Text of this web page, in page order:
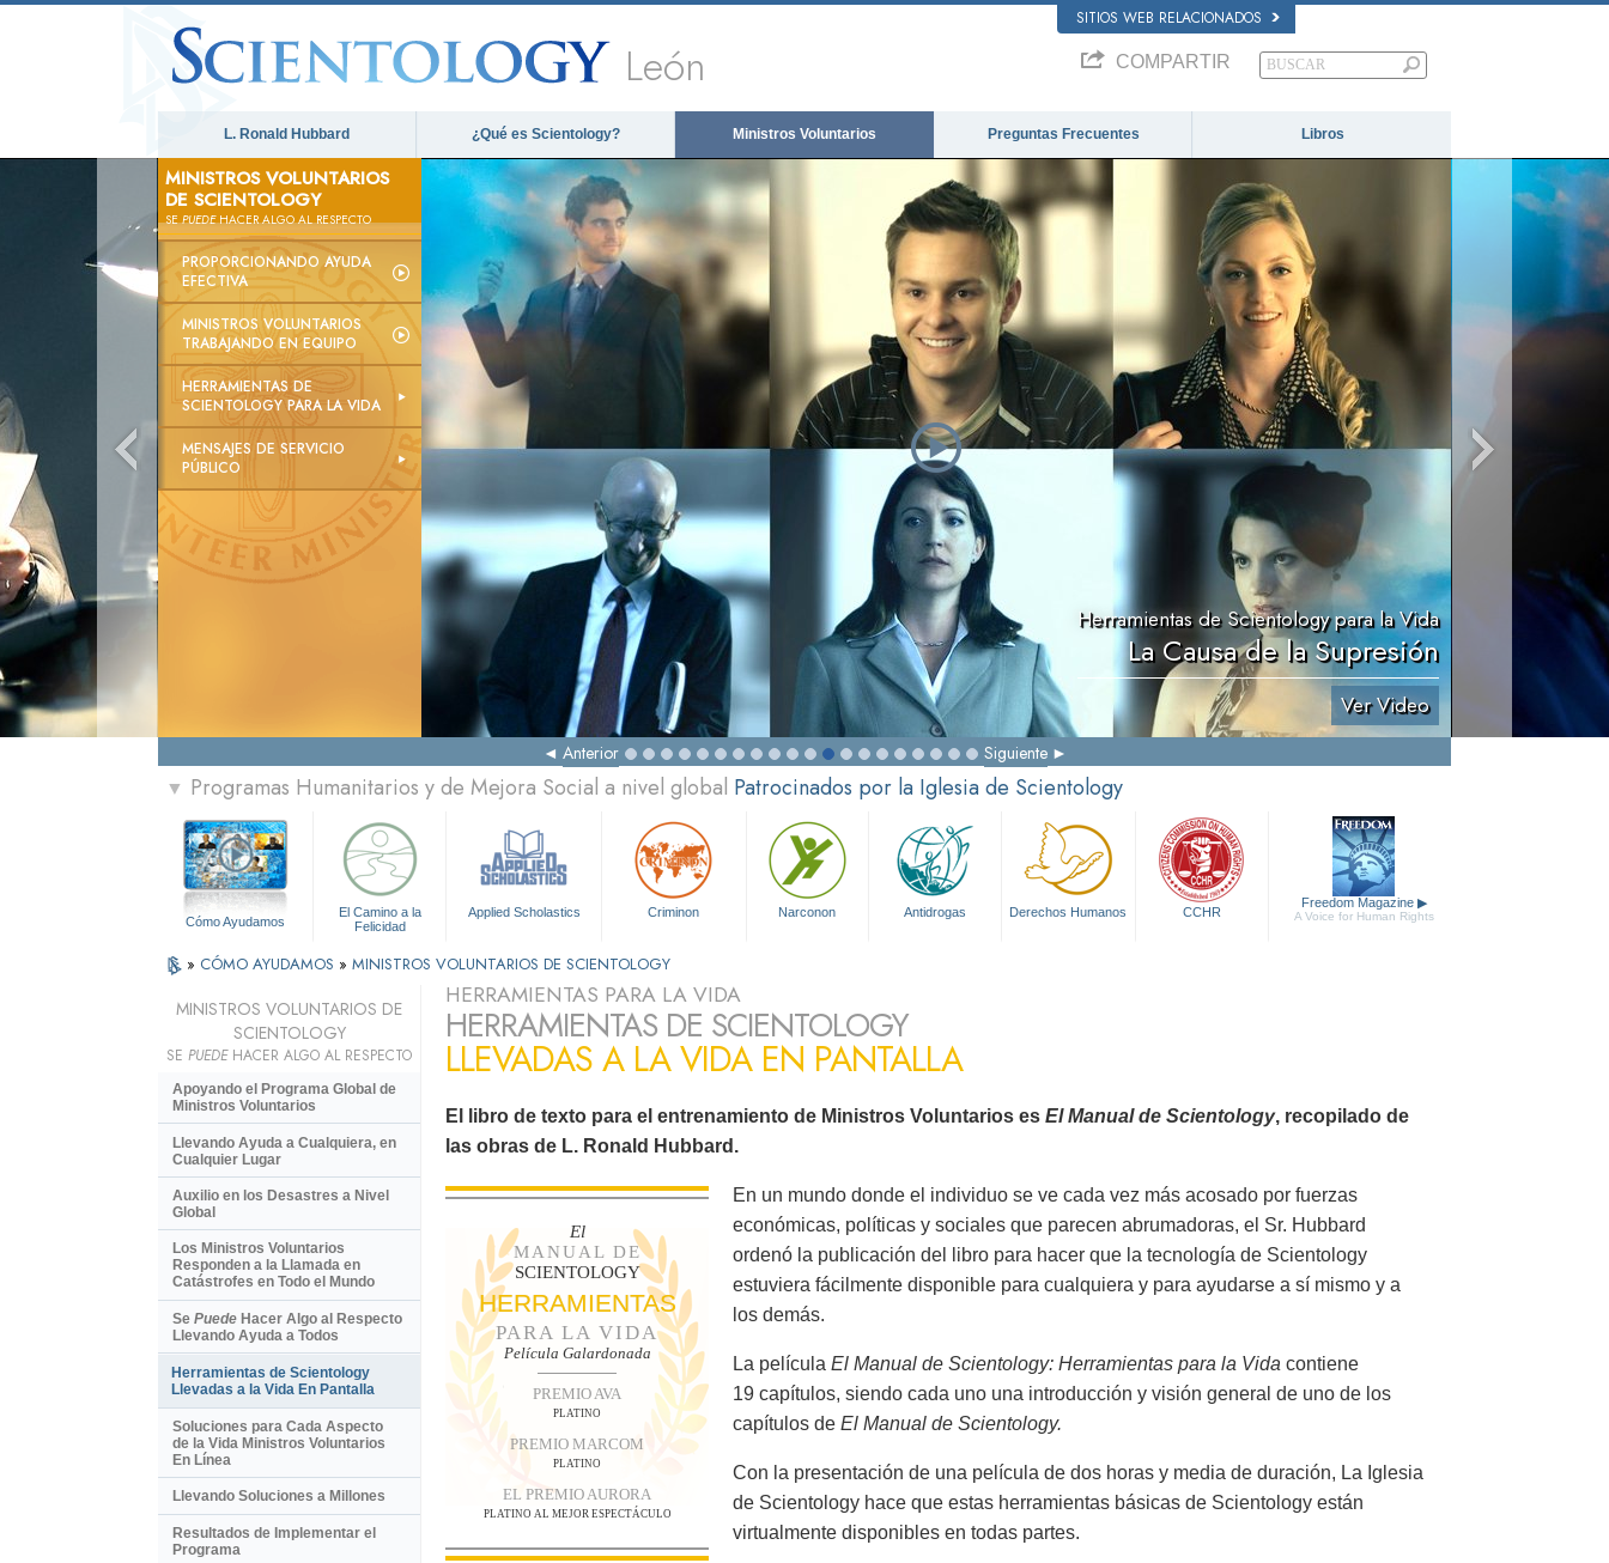
SITIOS WEB RELACIONADOS
León COMPARTIR
L. Ronald Hubbard ¿Qué es Scientology? Ministros Voluntarios Preguntas Frecuentes Libros
MINISTROS VOLUNTARIOS
DE SCIENTOLOGY
SEPUEDEHACER ALGO AL RESPECTO
PROPORCIONANDO AYUDA
EFECTIVA
MINISTROS VOLUNTARIOS
TRABAJANDO EN EQUIPO
HERRAMIENTAS DE
SCIENTOLOGY PARA LA VIDA
MENSAJES DE SERVICIO
PÚBLICO
Herramientas de Scientology para la Vida
La Causa de la Supresión
Ver Video
Anterior Siguiente
▼ Programas Humanitarios y de Mejora Social a nivel global Patrocinados por la Iglesia de Scientology
Cómo Ayudamos
El Camino a la
Felicidad
Applied Scholastics Criminon Narconon Antidrogas Derechos Humanos CCHR
Freedom Magazine ▶
A Voice for Human Rights
» CÓMO AYUDAMOS » MINISTROS VOLUNTARIOS DE SCIENTOLOGY
HERRAMIENTAS PARA LA VIDA
HERRAMIENTAS DE SCIENTOLOGY
LLEVADAS A LA VIDA EN PANTALLA
El libro de texto para el entrenamiento de Ministros Voluntarios es El Manual de Scientology, recopilado de
las obras de L. Ronald Hubbard.
El
MANUAL DE
SCIENTOLOGY
HERRAMIENTAS
PARA LA VIDA
Película Galardonada
PREMIO AVA
PLATINO
PREMIO MARCOM
PLATINO
EL PREMIO AURORA
PLATINO AL MEJOR ESPECTÁCULO
En un mundo donde el individuo se ve cada vez más acosado por fuerzas
económicas, políticas y sociales que parecen abrumadoras, el Sr. Hubbard
ordenó la publicación del libro para hacer que la tecnología de Scientology
estuviera fácilmente disponible para cualquiera y para ayudarse a sí mismo y a
los demás.
La película El Manual de Scientology: Herramientas para la Vida contiene
19 capítulos, siendo cada uno una introducción y visión general de uno de los
capítulos de El Manual de Scientology.
Con la presentación de una película de dos horas y media de duración, La Iglesia
de Scientology hace que estas herramientas básicas de Scientology están
virtualmente disponibles en todas partes.
MINISTROS VOLUNTARIOS DE
SCIENTOLOGY
SE PUEDEHACER ALGO AL RESPECTO
Apoyando el Programa Global de
Ministros Voluntarios
Llevando Ayuda a Cualquiera, en
Cualquier Lugar
Auxilio en los Desastres a Nivel
Global
Los Ministros Voluntarios
Responden a la Llamada en
Catástrofes en Todo el Mundo
Se Puede Hacer Algo al Respecto
Llevando Ayuda a Todos
Herramientas de Scientology
Llevadas a la Vida En Pantalla
Soluciones para Cada Aspecto
de la Vida Ministros Voluntarios
En Línea
Llevando Soluciones a Millones
Resultados de Implementar el
Programa